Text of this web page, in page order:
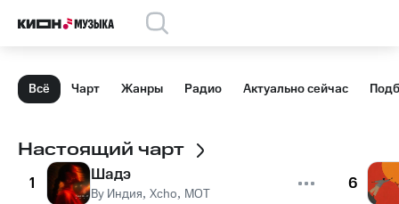
Всё Чарт Жанры Радио Актуально сейчас
Настоящий чарт
1 Шадэ
By Индия, Xcho, MOT 6